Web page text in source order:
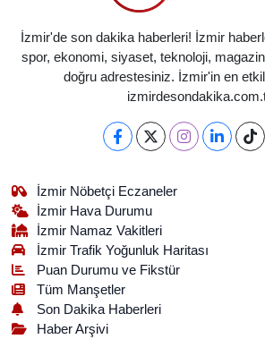
İzmir'de son dakika haberleri! İzmir
spor, ekonomi, siyaset, teknoloji,
doğru adrestesiniz. İzmir'in en
İzmir Nöbetçi Eczaneler
İzmir Hava Durumu
İzmir Namaz Vakitleri
İzmir Trafik Yoğunluk Haritası
Puan Durumu ve Fikstür
Tüm Manşetler
Son Dakika Haberleri
Haber Arşivi